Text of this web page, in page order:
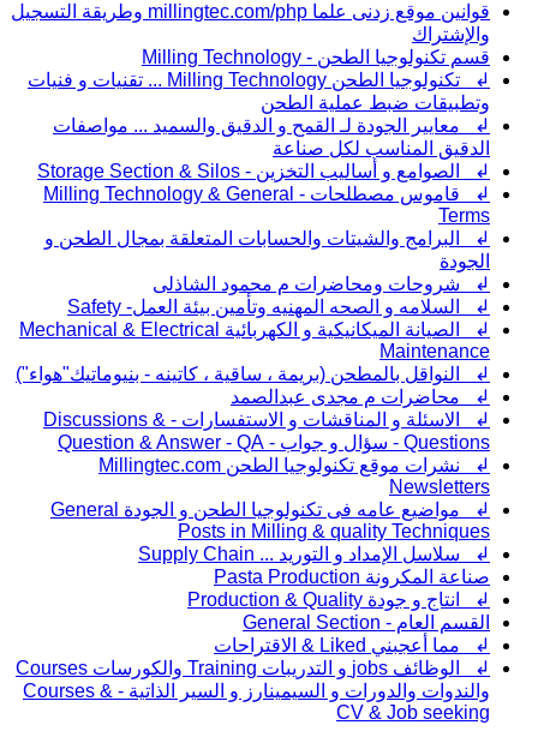
قوانين موقع زدنى علما millingtec.com/php وطريقة التسجيل
والإشتراك
قسم تكنولوجيا الطحن - Milling Technology
↲ تكنولوجيا الطحن Milling Technology ... تقنيات و فنيات
وتطبيقات ضبط عملية الطحن
↲ معايير الجودة لـ القمح و الدقيق والسميد ... مواصفات
الدقيق المناسب لكل صناعة
↲ الصوامع و أساليب التخزين - Storage Section & Silos
↲ قاموس مصطلحات - Milling Technology & General
Terms
↲ البرامج والشيتات والحسابات المتعلقة بمجال الطحن و
الجودة
↲ شروحات ومحاضرات م محمود الشاذلى
↲ السلامه و الصحه المهنيه وتأمين بيئة العمل- Safety
↲ الصيانة الميكانيكية و الكهربائية Mechanical & Electrical
Maintenance
↲ النواقل بالمطحن (بريمة ، ساقية ، كاتينه - بنيوماتيك"هواء")
↲ محاضرات م مجدى عبدالصمد
↲ الاسئلة و المناقشات و الاستفسارات - Discussions &
Questions - سؤال و جواب - Question & Answer - QA
↲ نشرات موقع تكنولوجيا الطحن Millingtec.com
Newsletters
↲ مواضيع عامه فى تكنولوجيا الطحن و الجودة General
Posts in Milling & quality Techniques
↲ سلاسل الإمداد و التوريد ... Supply Chain
صناعة المكرونة Pasta Production
↲ انتاج و جودة Production & Quality
القسم العام - General Section
↲ مما أعجبني Liked & الاقتراحات
↲ الوظائف jobs و التدريبات Training والكورسات Courses
والندوات والدورات و السيمينارز و السير الذاتية - Courses &
CV & Job seeking